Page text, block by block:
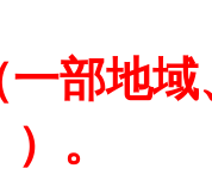
部地域
。